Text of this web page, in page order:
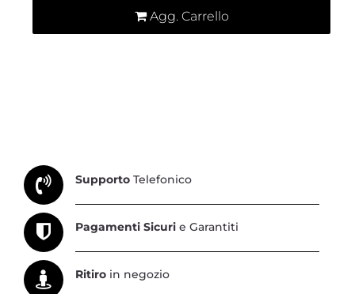
Agg. Carrello
Supporto Telefonico
Pagamenti Sicuri e Garantiti
Ritiro in negozio